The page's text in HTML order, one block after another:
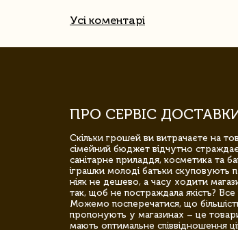
Усі коментарі
ПРО СЕРВІС ДОСТАВКИ
Скільки грошей ви витрачаєте на
сімейний бюджет відчутно
санітарне приладдя, косметика та
іграшки молоді батьки скуповують
ніяк не дешево, а часу ходити
так, щоб не постраждала якість?
Можемо посперечатися, що
пропонують у магазинах – це
мають оптимальне співвідношення